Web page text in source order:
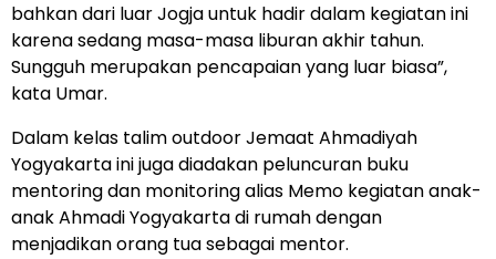
bahkan dari luar Jogja untuk hadir dalam kegiatan ini
karena sedang masa-masa liburan akhir tahun.
Sungguh merupakan pencapaian yang luar biasa”,
kata Umar.
Dalam kelas talim outdoor Jemaat Ahmadiyah
Yogyakarta ini juga diadakan peluncuran buku
mentoring dan monitoring alias Memo kegiatan anak-
anak Ahmadi Yogyakarta di rumah dengan
menjadikan orang tua sebagai mentor.